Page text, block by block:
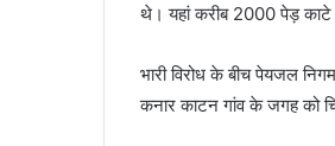
थे। यहां करीब 2000 पेड़
भारी विरोध के बीच पेयजल निगम
कनार काटन गांव के जगह को